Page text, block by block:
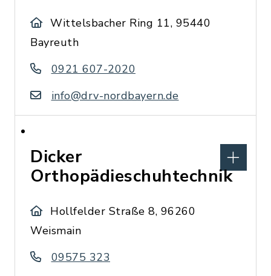
Wittelsbacher Ring 11, 95440
Bayreuth
0921 607-2020
info@drv-nordbayern.de
Dicker
Orthopädieschuhtechnik
Hollfelder Straße 8, 96260
Weismain
09575 323